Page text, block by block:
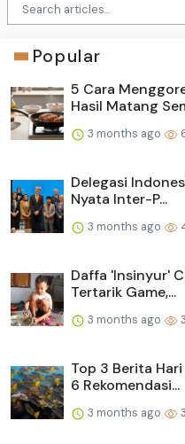
Popular
5 Cara
Hasil Matang
3 months ago
Delegasi
Nyata Inter-P...
3 months ago
Daffa 'Insinyur'
Tertarik Game,...
3 months ago
Top 3 Berita
6 Rekomendasi...
3 months ago